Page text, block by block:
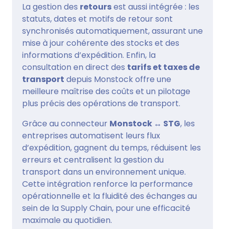
La gestion des retoursest aussi intégrée : les
statuts, dates et motifs de retour sont
synchronisés automatiquement, assurant une
mise à jour cohérente des stocks et des
informations d’expédition. Enfin, la
consultation en direct des tarifs et taxes de
transport depuis Monstock offre une
meilleure maîtrise des coûts et un pilotage
plus précis des opérations de transport.
Grâce au connecteur Monstock ↔ STG, les
entreprises automatisent leurs flux
d’expédition, gagnent du temps, réduisent les
erreurs et centralisent la gestion du
transport dans un environnement unique.
Cette intégration renforce la performance
opérationnelle et la fluidité des échanges au
sein de la Supply Chain, pour une efficacité
maximale au quotidien.